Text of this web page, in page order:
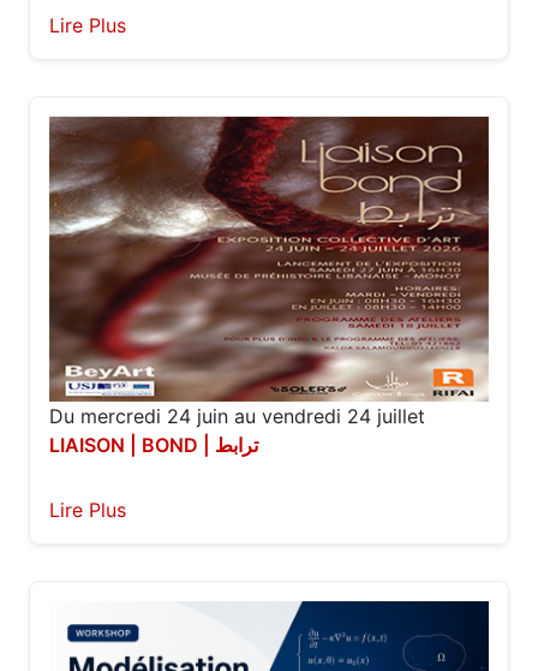
Lire Plus
Du mercredi 24 juin au vendredi 24 juillet
LIAISON | BOND | ترابط
Lire Plus